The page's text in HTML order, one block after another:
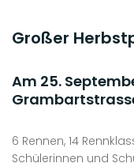
Großer
Am 25.
6 Rennen, 14
Schülerinnen und